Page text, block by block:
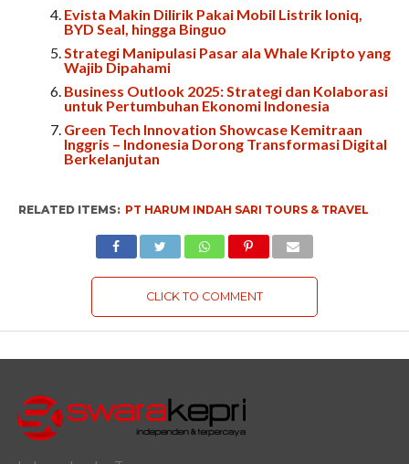
Evista Makin Dilirik Pakai Mobil Listrik Ioniq,
BYD Seal, hingga Binguo
Strategi Manipulasi Pasar ala Whale Kripto yang
Wajib Dipahami
Business Outlook 2025: Strategi dan Kolaborasi
untuk Pertumbuhan Ekonomi Indonesia
Green Tech Innovation Showcase Kemitraan
Inggris – Indonesia Dorong Transformasi Digital
Berkelanjutan
RELATED ITEMS: PT HARUM INDAH SARI TOURS & TRAVEL
CLICK TO COMMENT